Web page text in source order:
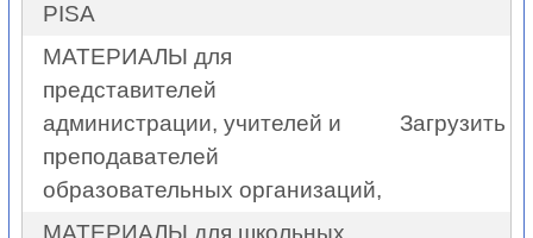
PISA
МАТЕРИАЛЫ для
представителей
администрации, учителей и
преподавателей
образовательных организаций,
Загрузить
МАТЕРИАЛЫ для школьных